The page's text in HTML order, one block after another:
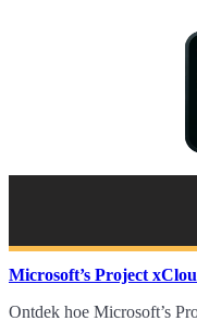
Microsoft’s Project
Ontdek hoe Microsoft’s